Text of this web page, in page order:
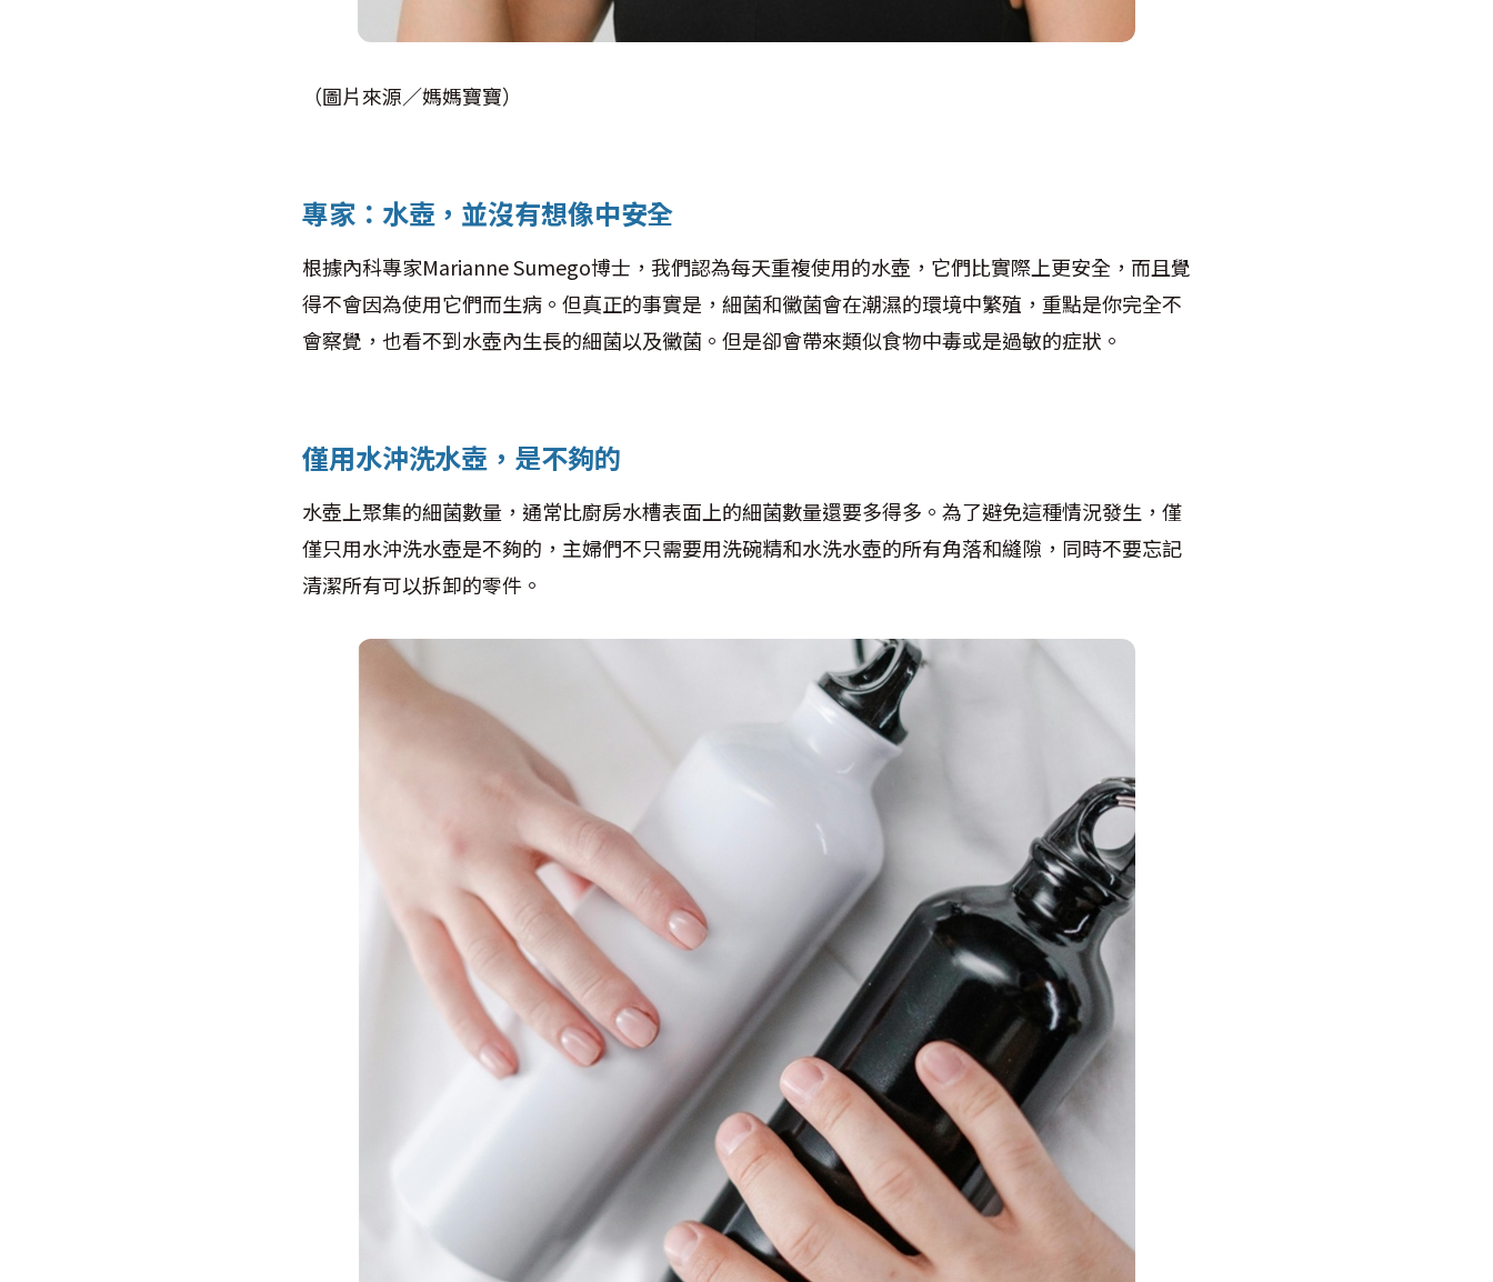
（圖片來源／媽媽寶寶）
專家：水壺，並沒有想像中安全
根據內科專家Marianne Sumego博士，我們認為每天重複使用的水壺，它們比實際上更安全，而且覺
得不會因為使用它們而生病。但真正的事實是，細菌和黴菌會在潮濕的環境中繁殖，重點是你完全不
會察覺，也看不到水壺內生長的細菌以及黴菌。但是卻會帶來類似食物中毒或是過敏的症狀。
僅用水沖洗水壺，是不夠的
水壺上聚集的細菌數量，通常比廚房水槽表面上的細菌數量還要多得多。為了避免這種情況發生，僅
僅只用水沖洗水壺是不夠的，主婦們不只需要用洗碗精和水洗水壺的所有角落和縫隙，同時不要忘記
清潔所有可以拆卸的零件。